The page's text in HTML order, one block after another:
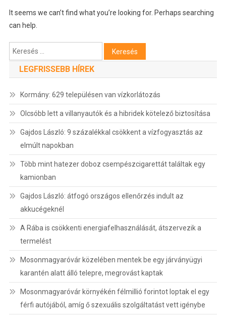
It seems we can’t find what you’re looking for. Perhaps searching
can help.
Keresés:
LEGFRISSEBB HÍREK
Kormány: 629 településen van vízkorlátozás
Olcsóbb lett a villanyautók és a hibridek kötelező biztosítása
Gajdos László: 9 százalékkal csökkent a vízfogyasztás az
elmúlt napokban
Több mint hatezer doboz csempészcigarettát találtak egy
kamionban
Gajdos László: átfogó országos ellenőrzés indult az
akkucégeknél
A Rába is csökkenti energiafelhasználását, átszervezik a
termelést
Mosonmagyaróvár közelében mentek be egy járványügyi
karantén alatt álló telepre, megrovást kaptak
Mosonmagyaróvár környékén félmillió forintot loptak el egy
férfi autójából, amíg ő szexuális szolgáltatást vett igénybe